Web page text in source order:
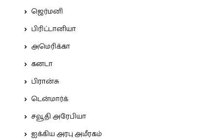
ஜெர்மனி
பிரிட்டானியா
அமெரிக்கா
கனடா
பிரான்சு
டென்மார்க்
சவூதி அரேபியா
ஐக்கிய அரபு அமீரகம்